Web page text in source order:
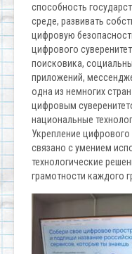
способность
среде, развивать
цифровую
цифрового
поисковика,
приложений,
одна из немногих
цифровым
национальные
Укрепление цифрового
связано с умением
технологические
грамотности каждого